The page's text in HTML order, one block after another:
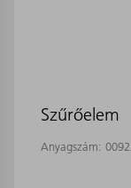
Szűrőelem
Anyagszám: